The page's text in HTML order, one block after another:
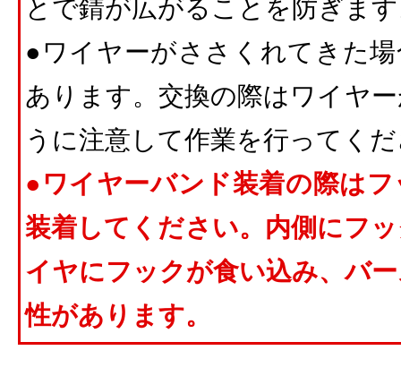
とで錆が広がることを防ぎま
●ワイヤーがささくれてきた
あります。交換の際はワイヤ
うに注意して作業を行ってく
●ワイヤーバンド装着の際は
装着してください。内側にフ
イヤにフックが食い込み、バ
性があります。